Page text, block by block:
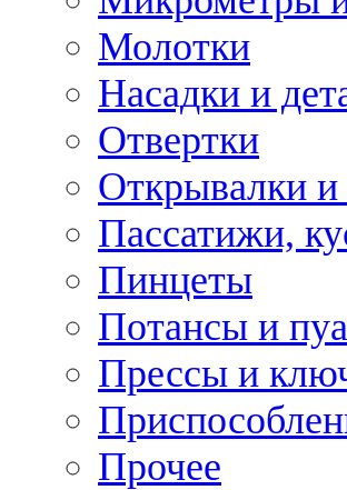
Молотки
Насадки и
Отвертки
Открывалки
Пассатижи,
Пинцеты
Потансы и
Прессы и
Прочее